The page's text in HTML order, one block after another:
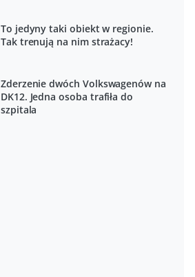
To jedyny taki obiekt w regionie.
Tak trenują na nim strażacy!
Zderzenie dwóch Volkswagenów na
DK12. Jedna osoba trafiła do
szpitala